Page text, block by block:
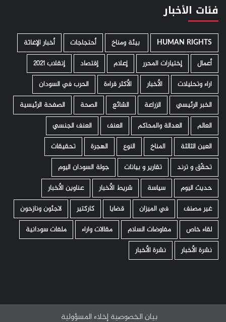
فئات الأخبار
HUMAN RIGHTS ­ بيئة ومناخ أحتجاجات
أخبار الإغاثة
أعمال
إختيارات المحرر إعلام إقتصاد
إنقلاب 2021
اراء وتحليلات
الأخبار الأكثر قراءة
الحرب في السودان
الخبر الرئيسي
الزراعة الشائع الصحة
الصفحة الرئيسية
العالم
العدالة والمحاكم العنف
العنف الجنسي
العين الثالثة
المناخ النوع الهجرة
تحقيقات
تحقّق و ترند
تقارير و بيانات
جولة السودان اليوم
حديث اليوم
سياسة شريط الأخبار
عناوين الأخبار
غير مصنف
في الميزان قضايا كاركتير
لاجئون ونازحون
لقاء خاص
مفاوضات السلام مقالات واراء
ملفات سودانية
نشرة الأخبار
نشرة الأخبار
بيان الخصوصية إخلاء المسؤولية